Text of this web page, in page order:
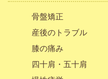
骨盤矯正
産後のトラブル
膝の痛み
四十肩・五十肩